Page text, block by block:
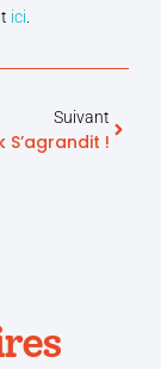
ici.
Suivant
S’agrandit !